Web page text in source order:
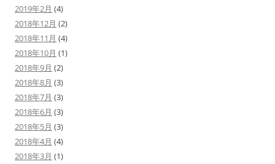
2019年2月 (4)
2018年12月 (2)
2018年11月 (4)
2018年10月 (1)
2018年9月 (2)
2018年8月 (3)
2018年7月 (3)
2018年6月 (3)
2018年5月 (3)
2018年4月 (4)
2018年3月 (1)